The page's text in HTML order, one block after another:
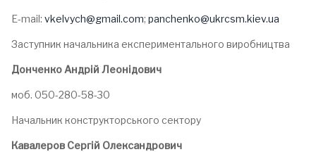
E-mail: vkelvych@gmail.com; panchenko@ukrcsm.kiev.ua
Заступник начальника експериментального виробництва
Донченко Андрій Леонідович
моб. 050-280-58-30
Начальник конструкторського сектору
Кавалеров Сергій Олександрович